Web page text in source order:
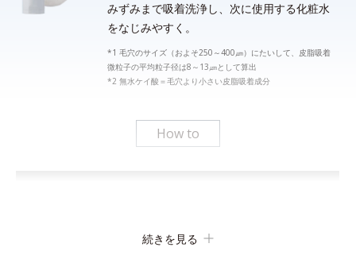
みずみまで吸着洗浄し、次に使用する化粧水
をなじみやすく。
*1 毛穴のサイズ（およそ250～400㎛）にたいして、皮脂吸着
微粒子の平均粒子径は8～13㎛として算出
*2 無水ケイ酸＝毛穴より小さい皮脂吸着成分
How to
続きを見る